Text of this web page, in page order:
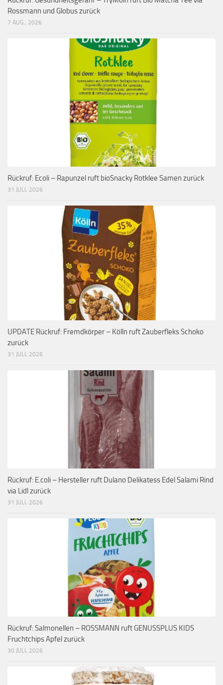
Rossmann und Globus zurück
7 AUG., 2026
Rückruf: Ecoli – Rapunzel ruft bioSnacky Rotklee Samen zurück
31 JULI, 2026
UPDATE Rückruf: Fremdkörper – Kölln ruft Zauberfleks Schoko
zurück
31 JULI, 2026
Rückruf: E.coli – Hersteller ruft Dulano Delikatess Edel Salami Rind
via Lidl zurück
31 JULI, 2026
Rückruf: Salmonellen – ROSSMANN ruft GENUSSPLUS KIDS
Fruchtchips Apfel zurück
30 JULI, 2026